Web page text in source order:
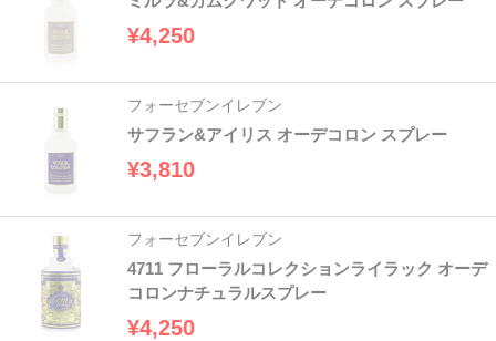
¥4,250
フォーセブンイレブン
サフラン&アイリス オーデコロン スプレー
¥3,810
フォーセブンイレブン
4711 フローラルコレクションライラック オーデ
コロンナチュラルスプレー
¥4,250